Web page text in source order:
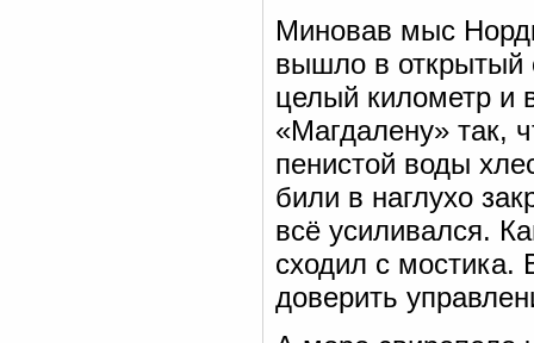
Миновав мыс
вышло в открытый
целый километр и
«Магдалену» так,
пенистой воды
били в наглухо
всё усиливался.
сходил с мостика.
доверить